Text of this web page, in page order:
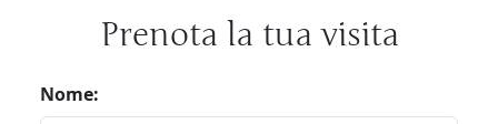
Prenota la tua visita
Nome: